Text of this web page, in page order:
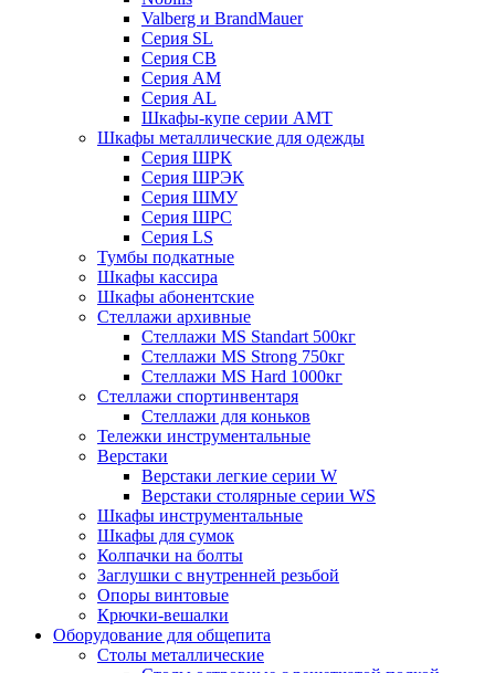
Valberg и BrandMauer
Cерия SL
Серия СВ
Серия АМ
Серия AL
Шкафы-купе серии AMT
Шкафы металлические для одежды
Серия ШРК
Серия ШРЭК
Серия ШМУ
Серия ШРС
Серия LS
Тумбы подкатные
Шкафы кассира
Шкафы абонентские
Стеллажи архивные
Стеллажи MS Standart 500кг
Стеллажи MS Strong 750кг
Стеллажи MS Hard 1000кг
Стеллажи спортинвентаря
Стеллажи для коньков
Тележки инструментальные
Верстаки
Верстаки легкие серии W
Верстаки столярные серии WS
Шкафы инструментальные
Шкафы для сумок
Колпачки на болты
Заглушки с внутренней резьбой
Опоры винтовые
Крючки-вешалки
Оборудование для общепита
Столы металлические